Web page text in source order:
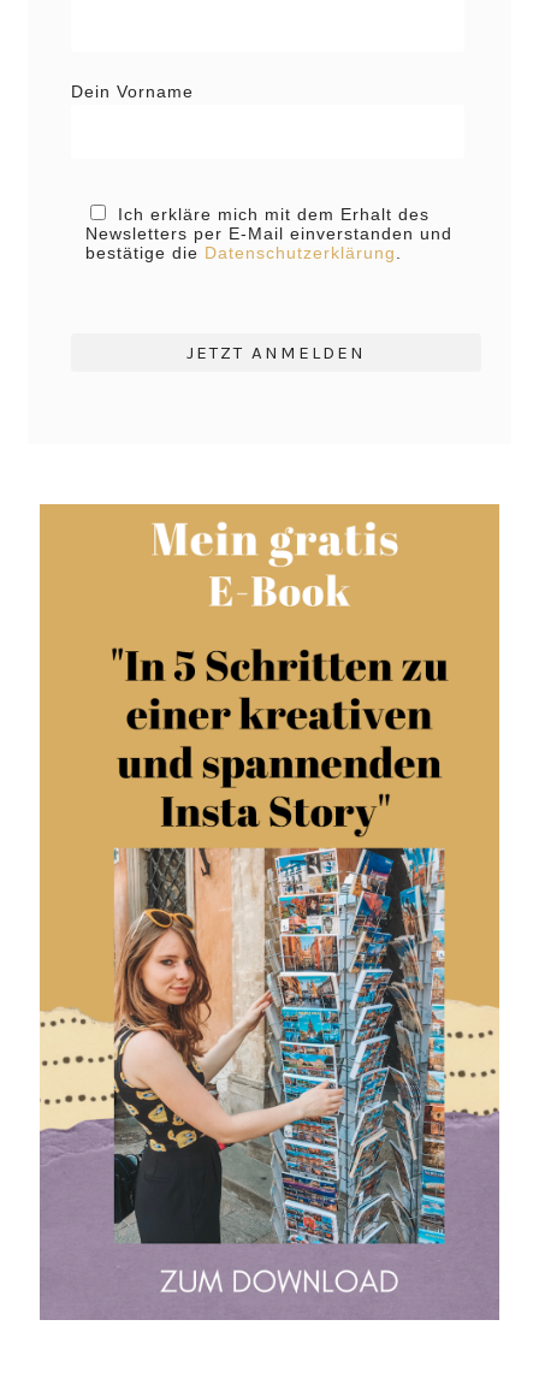
Dein Vorname
Ich erkläre mich mit dem Erhalt des
Newsletters per E-Mail einverstanden und
bestätige die Datenschutzerklärung.